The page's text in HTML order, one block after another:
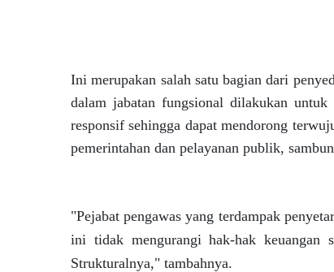
Ini merupakan salah satu bagian dari
dalam jabatan fungsional dilakukan
responsif sehingga dapat mendorong
pemerintahan dan pelayanan publik,
"Pejabat pengawas yang terdampak
ini tidak mengurangi hak-hak keuangan
Strukturalnya," tambahnya.